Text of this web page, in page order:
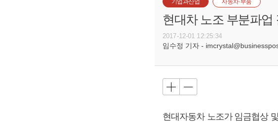
기업과산업 자동차·부품
현대차 노조 부분파업
2017-12-01 12:25:34
임수정 기자 -
현대자동차 노조가 임금협상